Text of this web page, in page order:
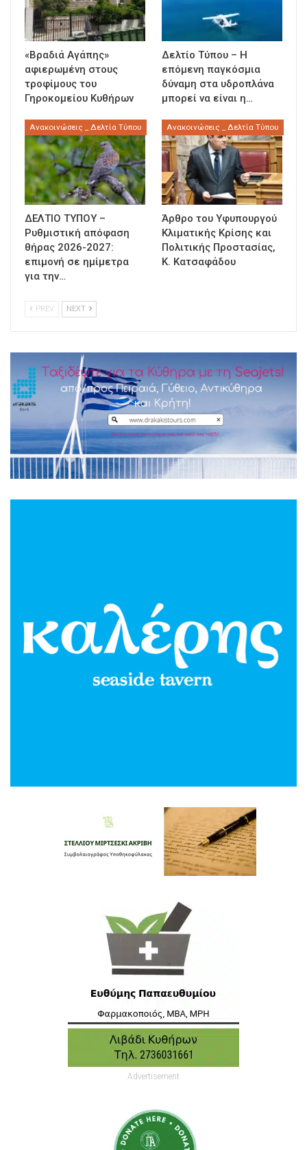
«Βραδιά Αγάπης»
αφιερωμένη στους
τροφίμους του
Γηροκομείου Κυθήρων
Δελτίο Τύπου – Η
επόμενη παγκόσμια
δύναμη στα υδροπλάνα
μπορεί να είναι η…
Ανακοινώσεις _ Δελτία Τύπου
ΔΕΛΤΙΟ ΤΥΠΟΥ –
Ρυθμιστική απόφαση
θήρας 2026-2027:
επιμονή σε ημίμετρα
για την…
Ανακοινώσεις _ Δελτία Τύπου
Άρθρο του Υφυπουργού
Κλιματικής Κρίσης και
Πολιτικής Προστασίας,
Κ. Κατσαφάδου
PREV NEXT
Advertisement